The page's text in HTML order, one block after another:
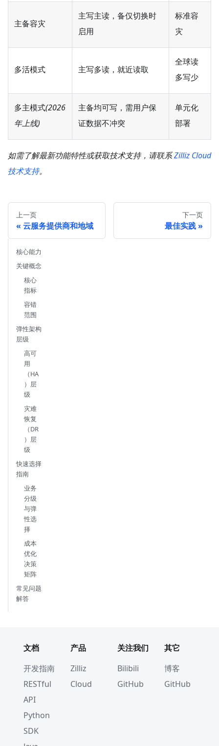
主备容灾
主写主读，备仅切换时
启用
标准容
灾
多活模式 主写多读，就近读取
全球读
多写少
多主模式(2026
年上线)
主备均可写，需用户保
证数据不冲突
单元化
部署
如需了解最新功能特性或获取技术支持，请联系Zilliz Cloud
技术支持。
上一页
云服务提供商和地域
下一页
最佳实践
核心能力
关键概念
核心
指标
容错
范围
弹性架构
层级
高可
用
（HA
）层
级
灾难
恢复
（DR
）层
级
快速选择
指南
业务
分级
与弹
性选
择
成本
优化
决策
矩阵
常见问题
解答
文档
开发指南
RESTful
API
Python
SDK
产品
Zilliz
Cloud
关注我们
Bilibili
GitHub
其它
博客
GitHub